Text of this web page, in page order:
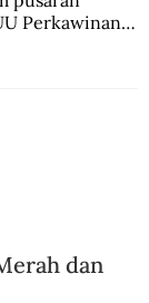
Perkawinan.
dan